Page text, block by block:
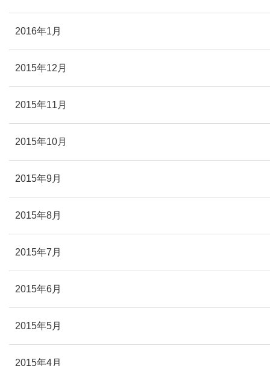
2016年1月
2015年12月
2015年11月
2015年10月
2015年9月
2015年8月
2015年7月
2015年6月
2015年5月
2015年4月